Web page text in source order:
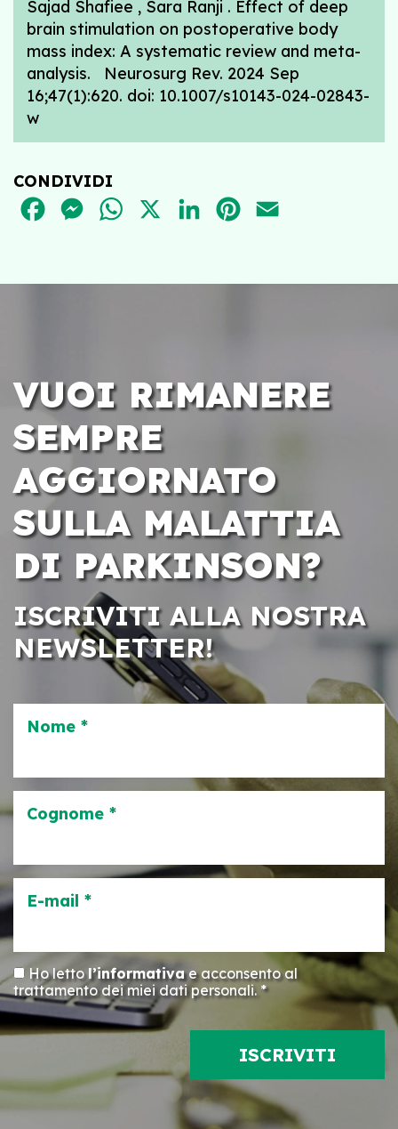
Sajad Shafiee , Sara Ranji . Effect of deep
brain stimulation on postoperative body
mass index: A systematic review and meta-
analysis. Neurosurg Rev. 2024 Sep
16;47(1):620. doi: 10.1007/s10143-024-02843-
w
CONDIVIDI
FACEBOOKMESSENGER
WHATSAPPLINKEDINPINTEREST
VUOI RIMANERE
SEMPRE
AGGIORNATO
SULLA MALATTIA
DI PARKINSON?
ISCRIVITI ALLA NOSTRA
NEWSLETTER!
Nome *
Cognome *
E-mail *
Ho lettol’informativae acconsento al
trattamento dei miei dati personali. *